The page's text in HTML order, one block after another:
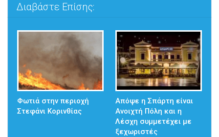
Διαβάστε Επίσης:
Φωτιά στην περιοχή
Στεφάνι Κορινθίας
Απόψε η Σπάρτη είναι
Ανοιχτή Πόλη και η
Λέσχη συμμετέχει με
ξεχωριστές